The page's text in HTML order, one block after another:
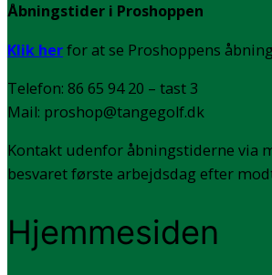
Åbningstider i Proshoppen
Klik herfor at se Proshoppens
Telefon: 86 65 94 20 – tast 3
Mail: proshop@tangegolf.dk
Kontakt udenfor åbningstiderne via
besvaret første arbejdsdag efter
Hjemmesiden